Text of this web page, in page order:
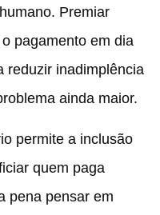
Premiar
pagamento em dia
reduzir inadimplência
ainda maior.
permite a inclusão
quem paga
pena pensar em